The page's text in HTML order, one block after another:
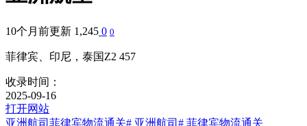
10个月前更新 1,245 0 0
菲律宾、印尼，泰国Z2 457
收录时间：
2025-09-16
打开网站
亚洲航司 菲律宾物流通关# 亚洲航司 # 菲律宾物流通关